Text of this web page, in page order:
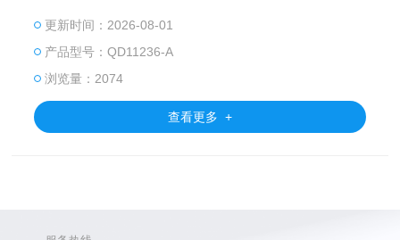
更新时间：2026-08-01
产品型号：QD11236-A
浏览量：2074
查看更多 +